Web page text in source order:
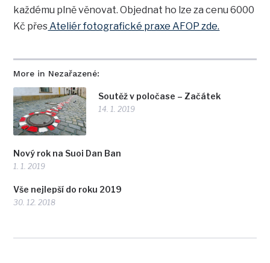
More in Nezařazené:
Soutěž v poločase – Začátek
14. 1. 2019
Nový rok na Suoi Dan Ban
1. 1. 2019
Vše nejlepší do roku 2019
30. 12. 2018
každému plně věnovat. Objednat ho lze za cenu 6000
Kč přesAteliér fotografické praxe AFOP zde.